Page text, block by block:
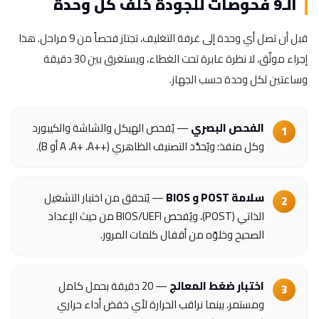
قبل أن تصل أي وحدة إلى غرفة التغليف، تجتاز فحصاً من 9 مراحل. هذا
إجراء موثّق، لا نظرة عابرة تحت الغطاء، ويستغرق بين 30 دقيقة
وساعتين لكل وحدة حسب الجهاز.
الفحص البصري— يُفحص الهيكل والشاشة والكيبورد
وكل منفذ؛ ويُحدَّد التصنيف الظاهري (⁦A++⁩، ⁦A+⁩، A أو B).
سلامة POST و BIOS
— يُتحقق من اختبار التشغيل
الذاتي (POST)، ويُفحص BIOS/UEFI من حيث الإعداد
الصحيح وخلوّه من أقفال كلمات المرور.
اختبار ضغط المعالج
— 20 دقيقة بحمل كامل
ومستمر، بينما نراقب الحرارة لأي خفض أداء حراري